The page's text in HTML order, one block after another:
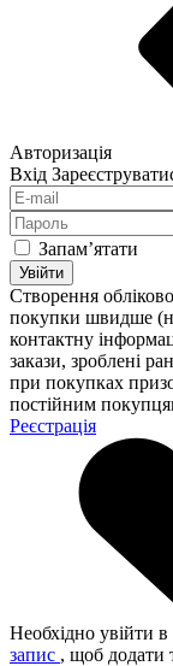
Авторизація
Вхід
Запам’ятати
Увійти
Створення
покупки швидше
контактну
закази, зроблені
при покупках
постійним
Реєстрація
Необхідно увійти в
запис , щоб додати